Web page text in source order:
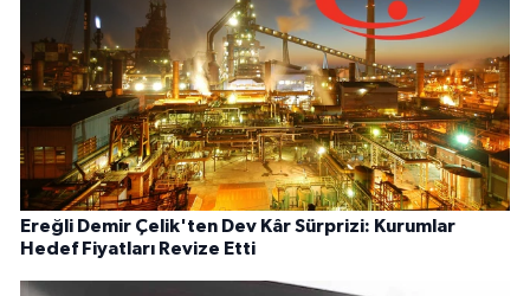
Ereğli Demir Çelik'ten Dev Kâr Sürprizi: Kurumlar
Hedef Fiyatları Revize Etti